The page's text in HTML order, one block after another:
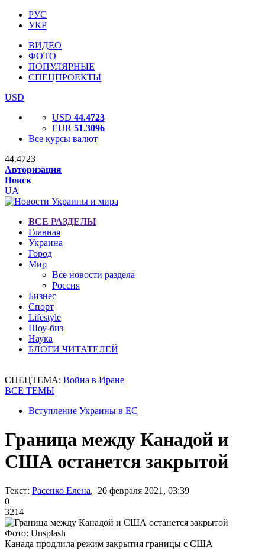
РУС
УКР
ВИДЕО
ФОТО
ПОПУЛЯРНЫЕ
СПЕЦПРОЕКТЫ
USD
USD 44.4723
EUR 51.3096
Все курсы валют
44.4723
Авторизация
Поиск
UA
ВСЕ РАЗДЕЛЫ
Главная
Украина
Город
Мир
Все новости раздела
Россия
Бизнес
Спорт
Lifestyle
Шоу-биз
Наука
БЛОГИ ЧИТАТЕЛЕЙ
СПЕЦТЕМА: Война в Иране
ВСЕ ТЕМЫ
Вступление Украины в ЕС
Граница между Канадой и
США останется закрытой
Текст: Расенко Елена, 20 февраля 2021, 03:39
0
3214
Фото: Unsplash
Канада продлила режим закрытия границы с США